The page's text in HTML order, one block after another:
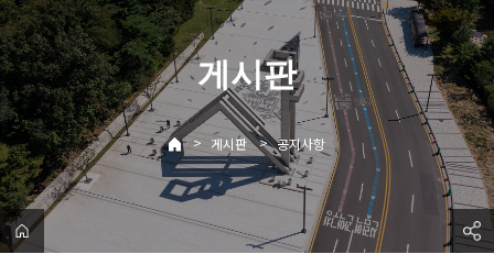
게시판
> 게시판 > 공지사항